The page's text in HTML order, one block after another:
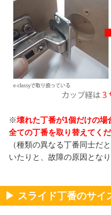
※壊れた丁番が1個だけの場
全ての丁番を取り替えてくだ
（種類の異なる丁番同士だ
いたりと、故障の原因となり
▶ スライド丁番のサイ